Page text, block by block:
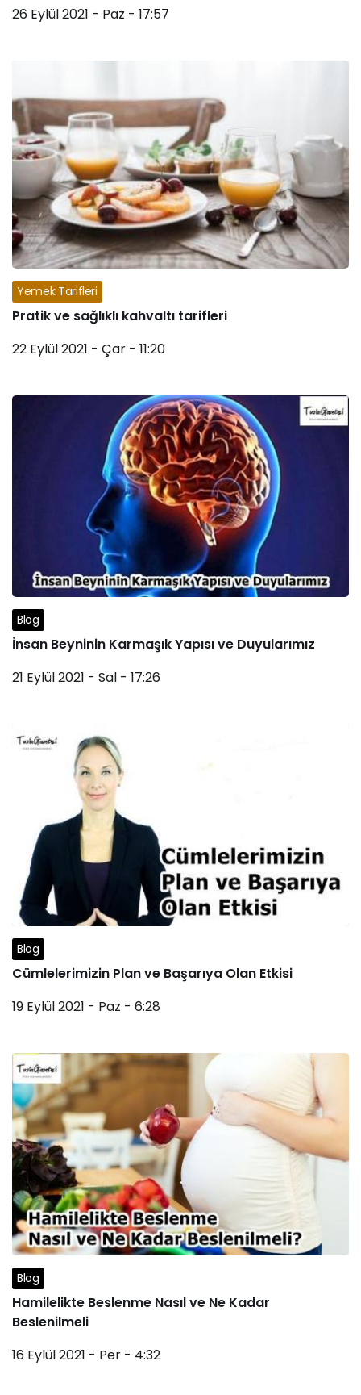
26 Eylül 2021 - Paz - 17:57
Yemek Tarifleri
Pratik ve sağlıklı kahvaltı tarifleri
22 Eylül 2021 - Çar - 11:20
Blog
İnsan Beyninin Karmaşık Yapısı ve Duyularımız
21 Eylül 2021 - Sal - 17:26
Blog
Cümlelerimizin Plan ve Başarıya Olan Etkisi
19 Eylül 2021 - Paz - 6:28
Blog
Hamilelikte Beslenme Nasıl ve Ne Kadar
Beslenilmeli
16 Eylül 2021 - Per - 4:32